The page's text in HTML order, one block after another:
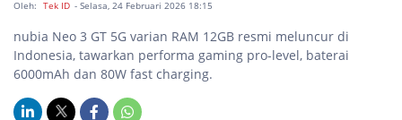
Oleh: Tek ID - Selasa, 24 Februari 2026 18:15
nubia Neo 3 GT 5G varian RAM 12GB resmi meluncur di
Indonesia, tawarkan performa gaming pro-level, baterai
6000mAh dan 80W fast charging.